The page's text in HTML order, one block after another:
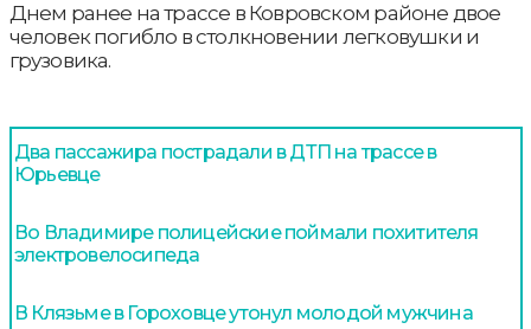
Днем ранее на трассе в Ковровском районе двое
человек погибло в столкновении легковушки и
грузовика.
Два пассажира пострадали в ДТП на трассе в
Юрьевце
Во Владимире полицейские поймали похитителя
электровелосипеда
В Клязьме в Гороховце утонул молодой мужчина